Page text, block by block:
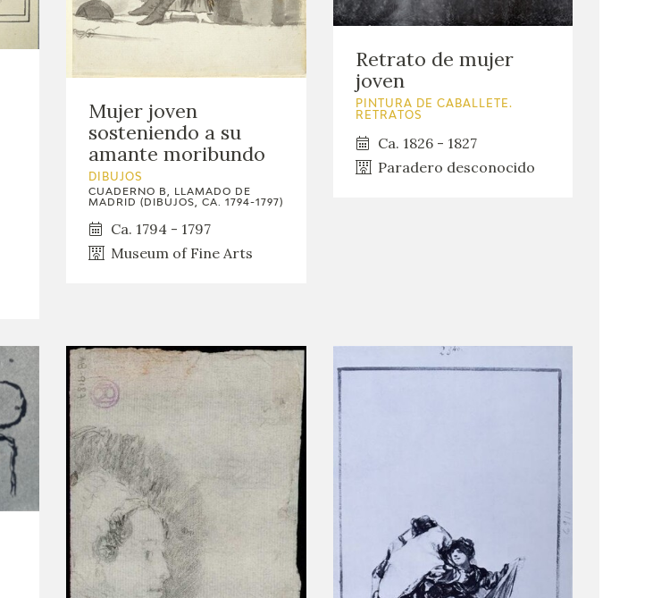
Mujer joven
sosteniendo a su
amante moribundo
DIBUJOS
CUADERNO B, LLAMADO DE
MADRID (DIBUJOS, CA. 1794-1797)
Ca. 1794 - 1797
Museum of Fine Arts
Retrato de mujer
joven
PINTURA DE CABALLETE.
RETRATOS
Ca. 1826 - 1827
Paradero desconocido